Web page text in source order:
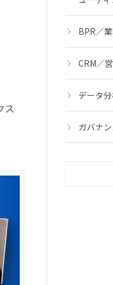
ス
BPR／
CRM／
データ
ガバナ